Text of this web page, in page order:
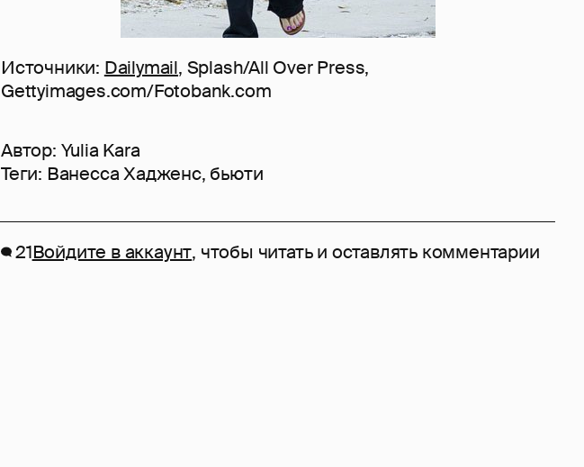
Источники: Dailymail, Splash/All Over Press,
Gettyimages.com/Fotobank.com
Автор: Yulia Kara
Теги: Ванесса Хадженс, бьюти
21Войдите в аккаунт, чтобы читать и оставлять комментарии